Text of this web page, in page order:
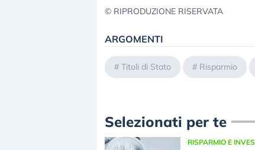
© RIPRODUZIONE RISERVATA
ARGOMENTI
# Titoli di Stato # Risparmio
Selezionati per te
RISPARMIO E